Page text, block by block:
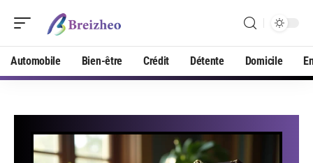
Automobile Bien-être Crédit Détente Domicile